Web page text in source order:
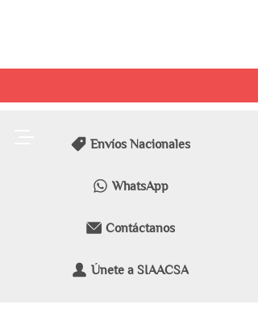
Envíos Nacionales
WhatsApp
Contáctanos
Únete a SIAACSA